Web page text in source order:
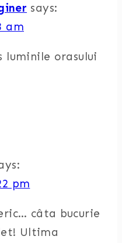
says:
am
luminile orasului
pm
câta bucurie
Ultima